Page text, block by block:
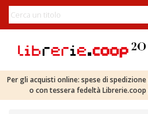
Per gli acquisti online: spese di
o con tessera fedeltà